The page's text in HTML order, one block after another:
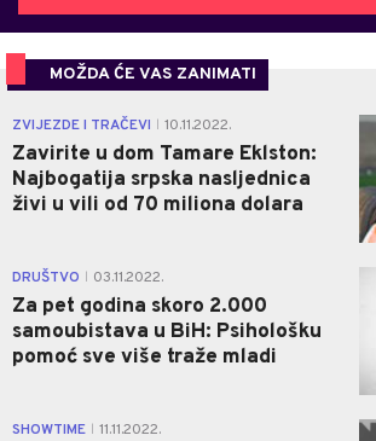
MOŽDA ĆE VAS ZANIMATI
ZVIJEZDE I TRAČEVI 10.11.2022.
Zavirite u dom Tamare Eklston:
Najbogatija srpska nasljednica
živi u vili od 70 miliona dolara
DRUŠTVO 03.11.2022.
Za pet godina skoro 2.000
samoubistava u BiH: Psihološku
pomoć sve više traže mladi
SHOWTIME 11.11.2022.